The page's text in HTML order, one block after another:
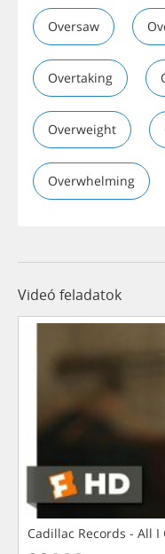
Oversaw
Overtaking
Overweight
Overwhelming
Videó feladatok
Cadillac Records - All I